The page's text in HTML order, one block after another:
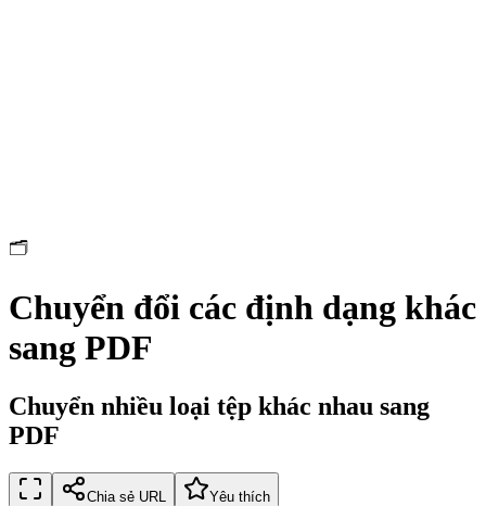
🗂️
Chuyển đổi các định dạng khác
sang PDF
Chuyển nhiều loại tệp khác nhau sang
PDF
Chia sẻ URL Yêu thích